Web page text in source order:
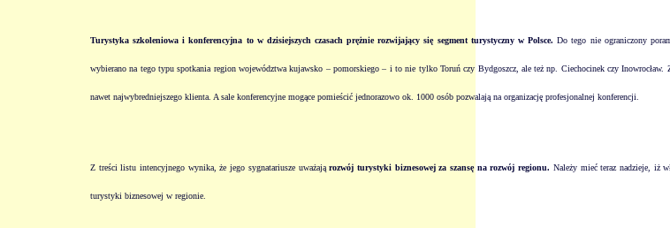
Turystykaszkoleniowa ikonferencyjna to w dzisiejszych czasach prężnie rozwijający się segment turystyczny w Polsce. Do tego nie ograniczony
wybierano na tego typu spotkania region województwa kujawsko – pomorskiego – i to nie tylko Toruń czy Bydgoszcz, ale też np. Ciechocinek czy
nawet najwybredniejszego klienta. A sale konferencyjne mogące pomieścić jednorazowo ok. 1000 osób pozwalają na organizację profesjonalnej konferencji
Z treści listu intencyjnego wynika, że jego sygnatariusze uważająrozwój turystyki biznesowej za szansę na rozwój regionu. Należy mieć teraz nadzieje, iż
turystyki biznesowej w regionie.